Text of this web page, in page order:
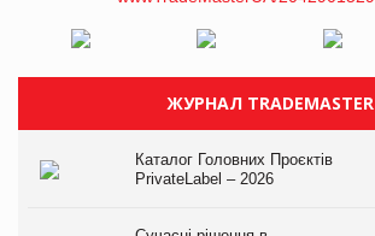
ЖУРНАЛ TRADEMASTER
Каталог Головних Проєктів
PrivateLabel – 2026